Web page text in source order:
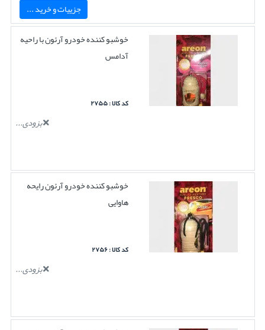
جزییات و خرید ...
خوشبو کننده خودرو آرئون با راحیه
آدامس
کد کالا : ۲۷۵۵
بزودی...
خوشبو کننده خودرو آرئون رایحه
هاوایی
کد کالا : ۲۷۵۶
بزودی...